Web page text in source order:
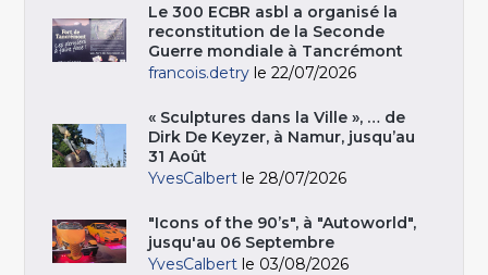
Le 300 ECBR asbl a organisé la
reconstitution de la Seconde
Guerre mondiale à Tancrémont
francois.detry le 22/07/2026
« Sculptures dans la Ville », … de
Dirk De Keyzer, à Namur, jusqu’au
31 Août
YvesCalbert le 28/07/2026
"Icons of the 90’s", à "Autoworld",
jusqu'au 06 Septembre
YvesCalbert le 03/08/2026